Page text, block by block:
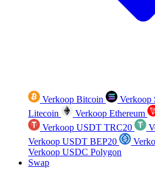
Verkoop Bitcoin Verkoop
Litecoin
Verkoop Ethereum
Verkoop USDT TRC20
Verkoop USDT BEP20
Verkoop USDC Polygon
Swap